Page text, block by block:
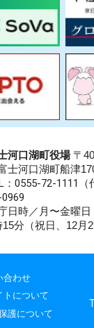
河口湖町役場〒
士河口湖町船津
：0555-72-1111
日時／月〜金曜
15分（祝日、12月
合わせ
トについて
護について